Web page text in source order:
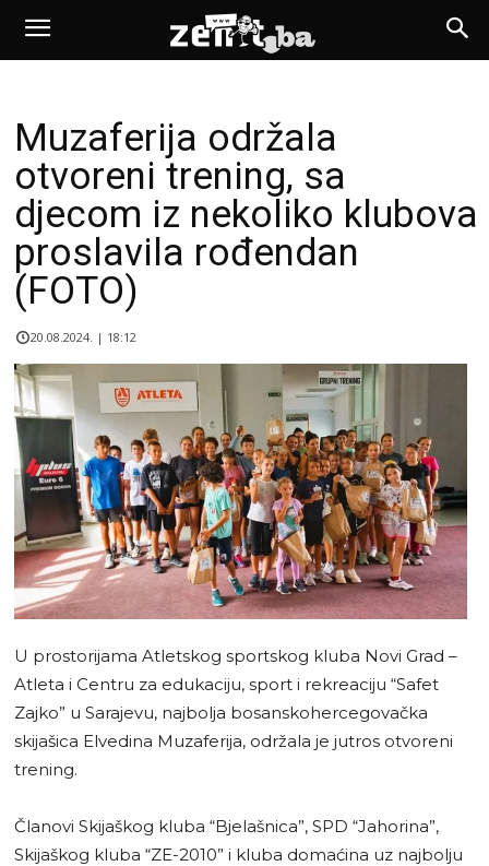
Muzaferija održala
otvoreni trening, sa
djecom iz nekoliko klubova
proslavila rođendan
(FOTO)
20.08.2024. | 18:12
U prostorijama Atletskog sportskog kluba Novi Grad –
Atleta i Centru za edukaciju, sport i rekreaciju “Safet
Zajko” u Sarajevu, najbolja bosanskohercegovačka
skijašica Elvedina Muzaferija, održala je jutros otvoreni
trening.
Članovi Skijaškog kluba “Bjelašnica”, SPD “Jahorina”,
Skijaškog kluba “ZE-2010” i kluba domaćina uz najbolju